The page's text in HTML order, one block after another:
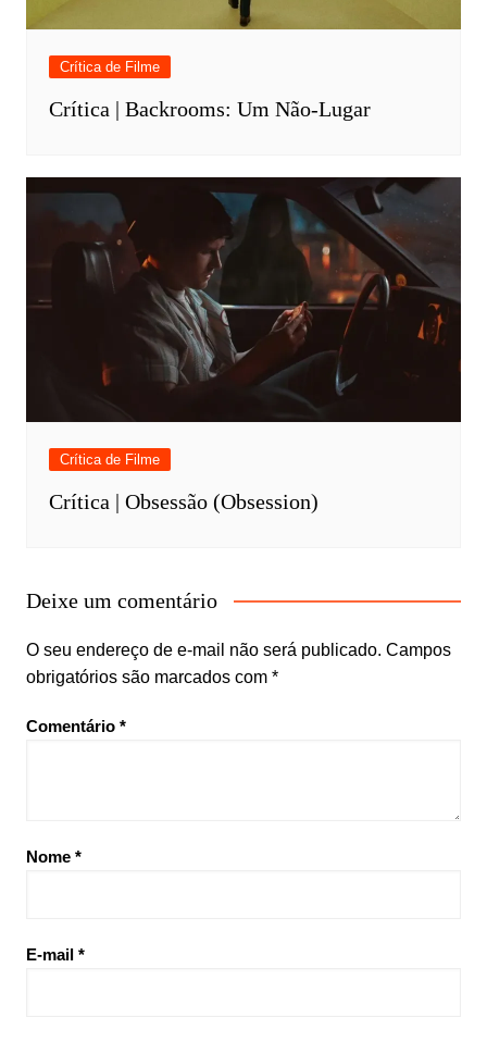
Crítica de Filme
Crítica | Backrooms: Um Não-Lugar
Crítica de Filme
Crítica | Obsessão (Obsession)
Deixe um comentário
O seu endereço de e-mail não será publicado. Campos
obrigatórios são marcados com *
Comentário *
Nome *
E-mail *